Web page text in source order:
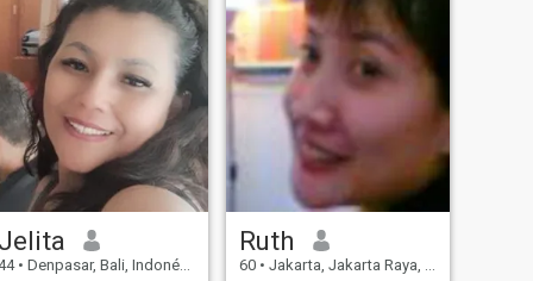
Jelita
• Denpasar, Bali, Indonésie
Ruth
60 • Jakarta, Jakarta Raya, Indonésie